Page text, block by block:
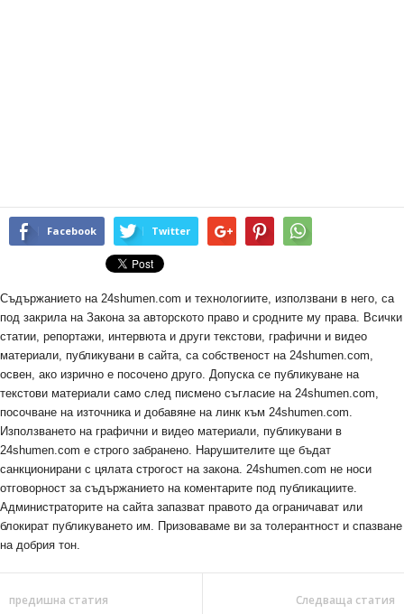
Facebook Twitter
Съдържанието на 24shumen.com и технологиите, използвани в него, са
под закрила на Закона за авторското право и сродните му права. Всички
статии, репортажи, интервюта и други текстови, графични и видео
материали, публикувани в сайта, са собственост на 24shumen.com,
освен, ако изрично е посочено друго. Допуска се публикуване на
текстови материали само след писмено съгласие на 24shumen.com,
посочване на източника и добавяне на линк към 24shumen.com.
Използването на графични и видео материали, публикувани в
24shumen.com е строго забранено. Нарушителите ще бъдат
санкционирани с цялата строгост на закона. 24shumen.com не носи
отговорност за съдържанието на коментарите под публикациите.
Администраторите на сайта запазват правото да ограничават или
блокират публикуването им. Призоваваме ви за толерантност и спазване
на добрия тон.
предишна статия Следваща статия